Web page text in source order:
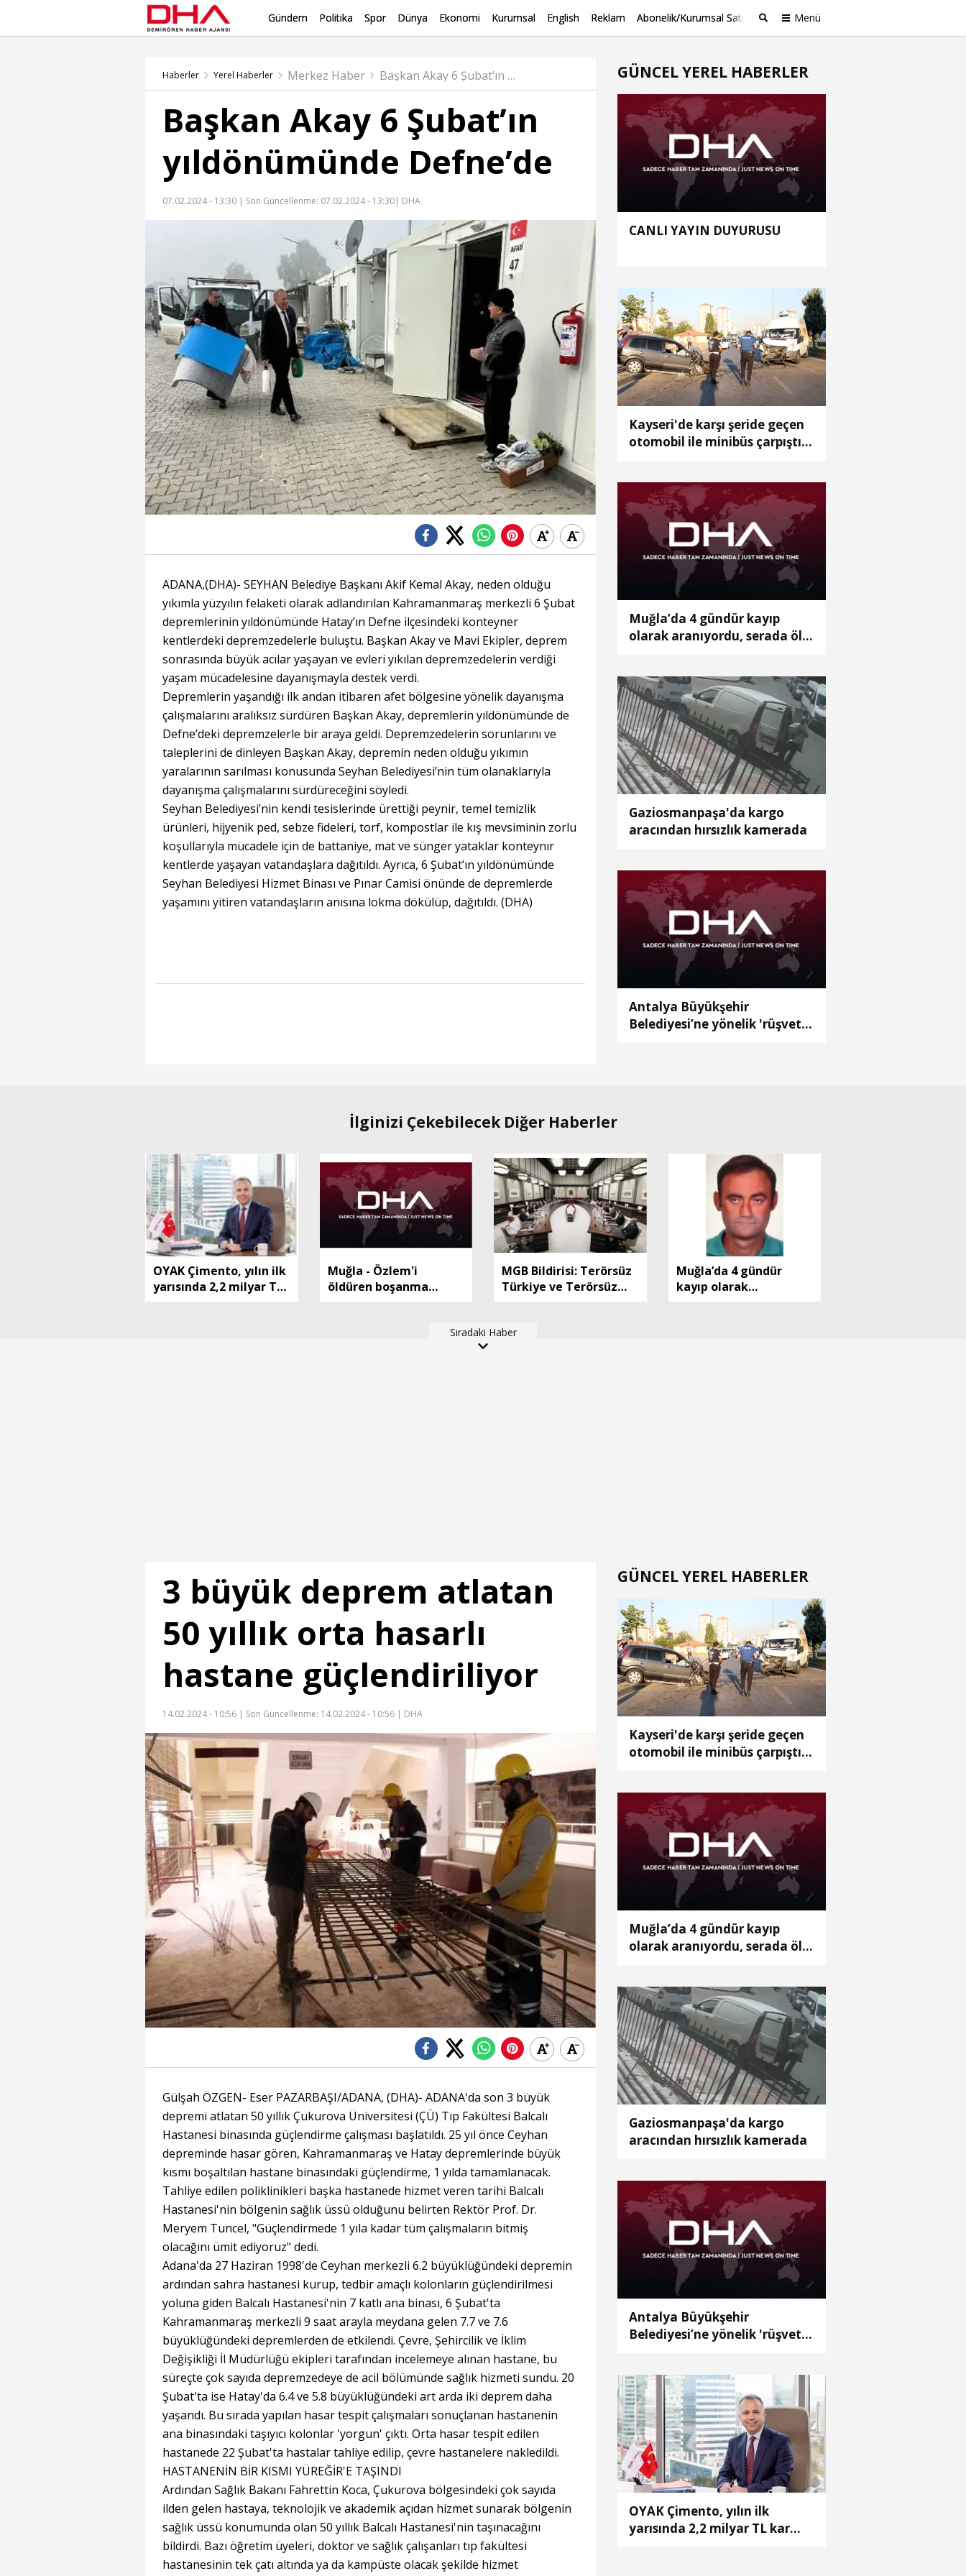
Gündem Politika Spor Dünya Ekonomi Kurumsal English Reklam Abonelik/Kurumsal Satış Menü
Haberler Yerel Haberler Merkez Haber Başkan Akay 6 Şubat’ın yıldönümünde Defne’de
Başkan Akay 6 Şubat’ın
yıldönümünde Defne’de
07.02.2024 - 13:30 | Son Güncellenme: 07.02.2024 - 13:30| DHA
ADANA,(DHA)- SEYHAN Belediye Başkanı Akif Kemal Akay, neden olduğu
yıkımla yüzyılın felaketi olarak adlandırılan Kahramanmaraş merkezli 6 Şubat
depremlerinin yıldönümünde Hatay’ın Defne ilçesindeki konteyner
kentlerdeki depremzedelerle buluştu. Başkan Akay ve Mavi Ekipler, deprem
sonrasında büyük acılar yaşayan ve evleri yıkılan depremzedelerin verdiği
yaşam mücadelesine dayanışmayla destek verdi.
Depremlerin yaşandığı ilk andan itibaren afet bölgesine yönelik dayanışma
çalışmalarını aralıksız sürdüren Başkan Akay, depremlerin yıldönümünde de
Defne’deki depremzelerle bir araya geldi. Depremzedelerin sorunlarını ve
taleplerini de dinleyen Başkan Akay, depremin neden olduğu yıkımın
yaralarının sarılması konusunda Seyhan Belediyesi’nin tüm olanaklarıyla
dayanışma çalışmalarını sürdüreceğini söyledi.
Seyhan Belediyesi’nin kendi tesislerinde ürettiği peynir, temel temizlik
ürünleri, hijyenik ped, sebze fideleri, torf, kompostlar ile kış mevsiminin zorlu
koşullarıyla mücadele için de battaniye, mat ve sünger yataklar konteynır
kentlerde yaşayan vatandaşlara dağıtıldı. Ayrıca, 6 Şubat’ın yıldönümünde
Seyhan Belediyesi Hizmet Binası ve Pınar Camisi önünde de depremlerde
yaşamını yitiren vatandaşların anısına lokma dökülüp, dağıtıldı. (DHA)
GÜNCEL YEREL HABERLER
CANLI YAYIN DUYURUSU
Kayseri'de karşı şeride geçen
otomobil ile minibüs çarpıştı:
Muğla’da 4 gündür kayıp
olarak aranıyordu, serada ölü
Gaziosmanpaşa'da kargo
aracından hırsızlık kamerada
Antalya Büyükşehir
Belediyesi’ne yönelik 'rüşvet'
İlginizi Çekebilecek Diğer Haberler
OYAK Çimento, yılın ilk
yarısında 2,2 milyar TL
Muğla - Özlem'i
öldüren boşanma
MGB Bildirisi: Terörsüz
Türkiye ve Terörsüz
kaydedilen ilerlemeler
Muğla’da 4 gündür
kayıp olarak
Sıradaki Haber
3 büyük deprem atlatan
50 yıllık orta hasarlı
hastane güçlendiriliyor
14.02.2024 - 10:56 | Son Güncellenme: 14.02.2024 - 10:56 | DHA
Gülşah ÖZGEN- Eser PAZARBAŞI/ADANA, (DHA)- ADANA'da son 3 büyük
depremi atlatan 50 yıllık Çukurova Üniversitesi (ÇÜ) Tıp Fakültesi Balcalı
Hastanesi binasında güçlendirme çalışması başlatıldı. 25 yıl önce Ceyhan
depreminde hasar gören, Kahramanmaraş ve Hatay depremlerinde büyük
kısmı boşaltılan hastane binasındaki güçlendirme, 1 yılda tamamlanacak.
Tahliye edilen poliklinikleri başka hastanede hizmet veren tarihi Balcalı
Hastanesi'nin bölgenin sağlık üssü olduğunu belirten Rektör Prof. Dr.
Meryem Tuncel, "Güçlendirmede 1 yıla kadar tüm çalışmaların bitmiş
olacağını ümit ediyoruz" dedi.
Adana'da 27 Haziran 1998'de Ceyhan merkezli 6.2 büyüklüğündeki depremin
ardından sahra hastanesi kurup, tedbir amaçlı kolonların güçlendirilmesi
yoluna giden Balcalı Hastanesi'nin 7 katlı ana binası, 6 Şubat'ta
Kahramanmaraş merkezli 9 saat arayla meydana gelen 7.7 ve 7.6
büyüklüğündeki depremlerden de etkilendi. Çevre, Şehircilik ve İklim
Değişikliği İl Müdürlüğü ekipleri tarafından incelemeye alınan hastane, bu
süreçte çok sayıda depremzedeye de acil bölümünde sağlık hizmeti sundu. 20
Şubat'ta ise Hatay'da 6.4 ve 5.8 büyüklüğündeki art arda iki deprem daha
yaşandı. Bu sırada yapılan hasar tespit çalışmaları sonuçlanan hastanenin
ana binasındaki taşıyıcı kolonlar 'yorgun' çıktı. Orta hasar tespit edilen
hastanede 22 Şubat'ta hastalar tahliye edilip, çevre hastanelere nakledildi.
HASTANENİN BİR KISMI YÜREĞİR'E TAŞINDI
Ardından Sağlık Bakanı Fahrettin Koca, Çukurova bölgesindeki çok sayıda
ilden gelen hastaya, teknolojik ve akademik açıdan hizmet sunarak bölgenin
sağlık üssü konumunda olan 50 yıllık Balcalı Hastanesi'nin taşınacağını
bildirdi. Bazı öğretim üyeleri, doktor ve sağlık çalışanları tıp fakültesi
hastanesinin tek çatı altında ya da kampüste olacak şekilde hizmet
GÜNCEL YEREL HABERLER
Kayseri'de karşı şeride geçen
otomobil ile minibüs çarpıştı:
Muğla’da 4 gündür kayıp
olarak aranıyordu, serada ölü
Gaziosmanpaşa'da kargo
aracından hırsızlık kamerada
Antalya Büyükşehir
Belediyesi’ne yönelik 'rüşvet'
OYAK Çimento, yılın ilk
yarısında 2,2 milyar TL kar